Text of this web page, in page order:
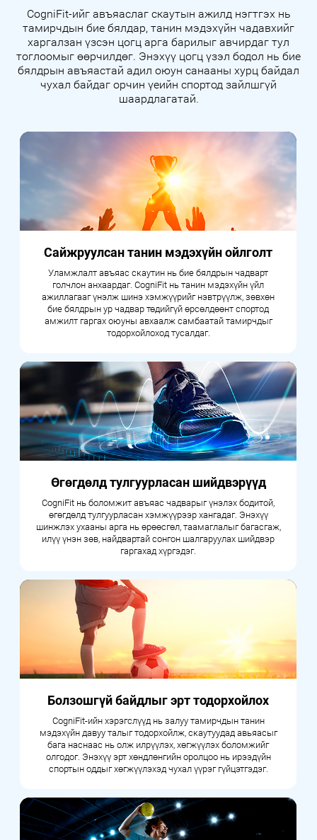
CogniFit-ийг авъяаслаг скаутын ажилд нэгтгэх нь
тамирчдын бие бялдар, танин мэдэхүйн чадавхийг
харгалзан үзсэн цогц арга барилыг авчирдаг тул
тоглоомыг өөрчилдөг. Энэхүү цогц үзэл бодол нь бие
бялдрын авъяастай адил оюун санааны хурц байдал
чухал байдаг орчин үеийн спортод зайлшгүй
шаардлагатай.
Сайжруулсан танин мэдэхүйн ойлголт
Уламжлалт авъяас скаутин нь бие бялдрын чадварт
голчлон анхаардаг. CogniFit нь танин мэдэхүйн үйл
ажиллагааг үнэлж шинэ хэмжүүрийг нэвтрүүлж, зөвхөн
бие бялдрын ур чадвар төдийгүй өрсөлдөөнт спортод
амжилт гаргах оюуны авхаалж самбаатай тамирчдыг
тодорхойлоход тусалдаг.
Өгөгдөлд тулгуурласан шийдвэрүүд
CogniFit нь боломжит авъяас чадварыг үнэлэх бодитой,
өгөгдөлд тулгуурласан хэмжүүрээр хангадаг. Энэхүү
шинжлэх ухааны арга нь өрөөсгөл, таамаглалыг багасгаж,
илүү үнэн зөв, найдвартай сонгон шалгаруулах шийдвэр
гаргахад хүргэдэг.
Болзошгүй байдлыг эрт тодорхойлох
CogniFit-ийн хэрэгслүүд нь залуу тамирчдын танин
мэдэхүйн давуу талыг тодорхойлж, скаутуудад авьяасыг
бага наснаас нь олж илрүүлэх, хөгжүүлэх боломжийг
олгодог. Энэхүү эрт хөндлөнгийн оролцоо нь ирээдүйн
спортын оддыг хөгжүүлэхэд чухал үүрэг гүйцэтгэдэг.